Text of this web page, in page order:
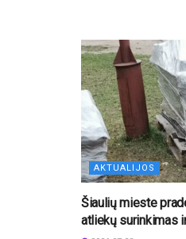
AKTUALIJOS
Šiaulių mieste
atliekų surinkimas